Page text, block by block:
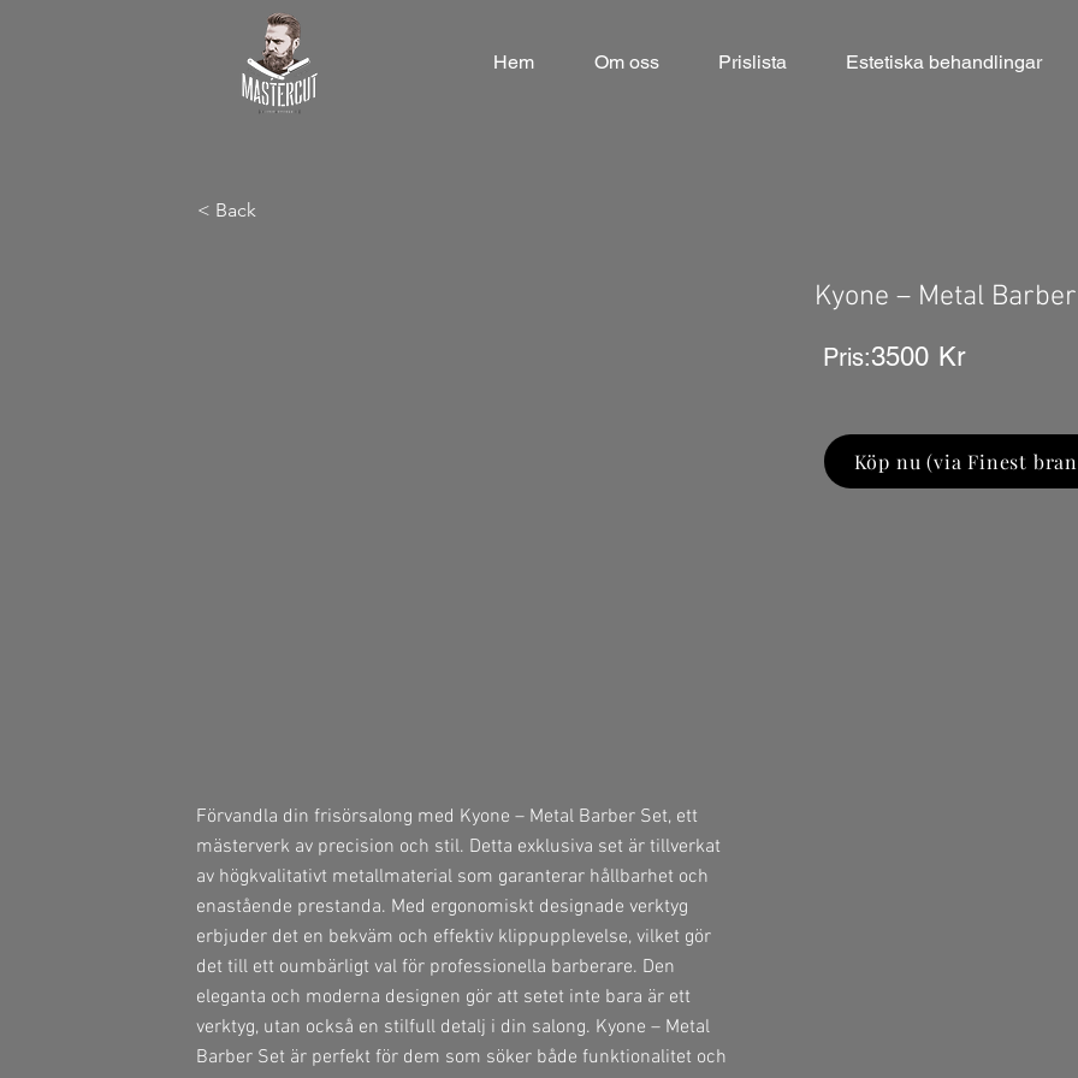
Hem Om oss Prislista Estetiska behandlingar
< Back
Kyone – Metal
Pris:3500 Kr
Köp nu (via Finest
Förvandla din frisörsalong med Kyone – Metal Barber Set, ett
mästerverk av precision och stil. Detta exklusiva set är tillverkat
av högkvalitativt metallmaterial som garanterar hållbarhet och
enastående prestanda. Med ergonomiskt designade verktyg
erbjuder det en bekväm och effektiv klippupplevelse, vilket gör
det till ett oumbärligt val för professionella barberare. Den
eleganta och moderna designen gör att setet inte bara är ett
verktyg, utan också en stilfull detalj i din salong. Kyone – Metal
Barber Set är perfekt för dem som söker både funktionalitet och